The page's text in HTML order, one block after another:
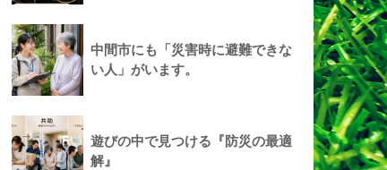
中間市にも「災害時に避難できな
い人」がいます。
遊びの中で見つける『防災の最適
解』